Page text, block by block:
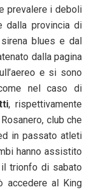
prevalere i deboli
dalla provincia di
blues e dal
dalla pagina
e si sono
nel caso di
, rispettivamente
club che
in passato atleti
hanno assistito
trionfo di sabato
accedere al King